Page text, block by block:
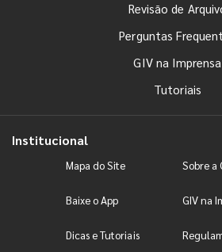
Revisão de
Perguntas
GIV na Imprensa
Tutoriais
Institucional
Mapa do Site Sobre a
Baixe o App GIV na
Dicas e Tutoriais